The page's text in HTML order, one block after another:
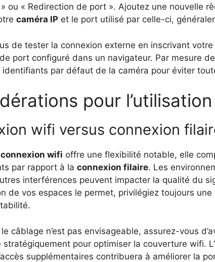
ou « Redirection de port ». Ajoutez une nouvelle
caméra IP et le port utilisé par celle-ci,
de tester la connexion externe en inscrivant votre
port configuré dans un navigateur. Par mesure
identifiants par défaut de la caméra pour éviter
pour
wifi versus connexion
connexion wifi offre une flexibilité notable, elle
par rapport à la connexion filaire. Les
interférences peuvent impacter la qualité du
de vos espaces le permet, privilégiez toujours
câblage n’est pas envisageable, assurez-vous
stratégiquement pour optimiser la couverture wifi.
supplémentaires contribuera à améliorer la